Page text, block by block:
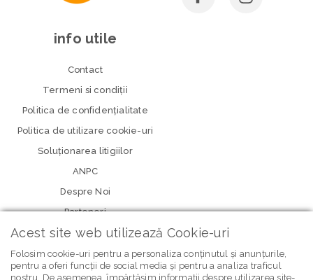
info utile
Contact
Termeni si condiţii
Politica de confidenţialitate
Politica de utilizare cookie-uri
Soluționarea litigiilor
ANPC
Despre Noi
Parteneri
Acest site web utilizează Cookie-uri
Folosim cookie-uri pentru a personaliza conținutul și anunțurile,
pentru a oferi funcții de social media și pentru a analiza traficul
nostru. De asemenea, împărtășim informații despre utilizarea site-